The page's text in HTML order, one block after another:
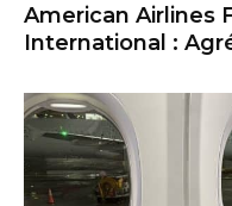
American Airlines
International :